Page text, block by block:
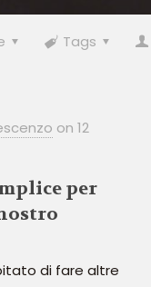
Tags
on 12
per
di fare altre